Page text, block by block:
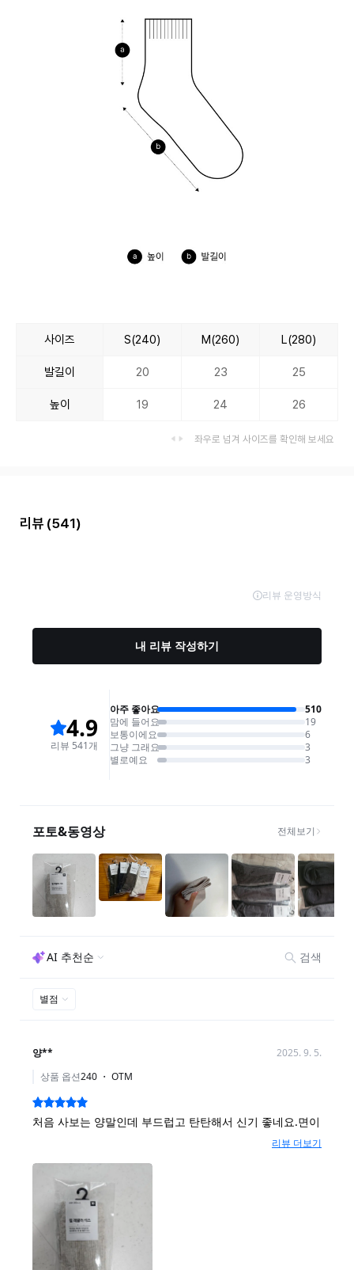
사이즈 S(240) M(260) L(280)
발길이 20 23 25
높이 19 24 26
좌우로 넘겨 사이즈를 확인해 보세요
리뷰 (541)